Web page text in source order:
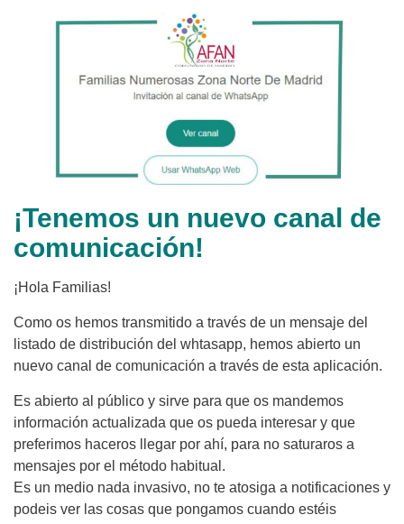
¡Tenemos un nuevo canal de
comunicación!
¡Hola Familias!
Como os hemos transmitido a través de un mensaje del
listado de distribución del whtasapp, hemos abierto un
nuevo canal de comunicación a través de esta aplicación.
Es abierto al público y sirve para que os mandemos
información actualizada que os pueda interesar y que
preferimos haceros llegar por ahí, para no saturaros a
mensajes por el método habitual.
Es un medio nada invasivo, no te atosiga a notificaciones y
podeis ver las cosas que pongamos cuando estéis